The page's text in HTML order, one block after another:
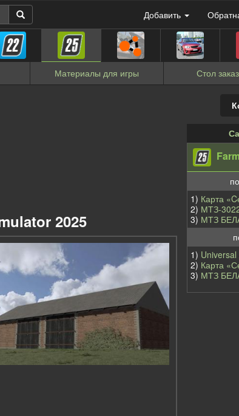
Добавить
Материалы для игры Стол
2025
1) Карта
2) МТЗ-
3) МТЗ
1)
2) Карта
3) МТЗ